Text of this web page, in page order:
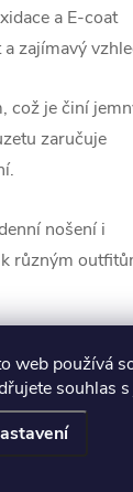
web používá
souhlas
a E-coat
zajímavý
což je činí
zaručuje
nošení i
různým